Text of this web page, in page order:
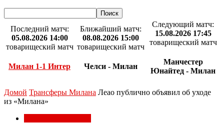
Последний матч:
05.08.2026 14:00
товарищеский матч
Милан 1-1 Интер
Ближайший матч:
08.08.2026 15:00
товарищеский матч
Челси - Милан
Следующий матч:
15.08.2026 17:45
товарищеский матч
Манчестер
Юнайтед - Милан
Домой Трансферы Милана Леао публично объявил об уходе
из «Милана»